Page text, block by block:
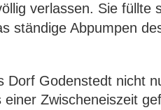
verlassen. Sie füllte
ständige Abpumpen
Godenstedt nicht
einer Zwischeneiszeit